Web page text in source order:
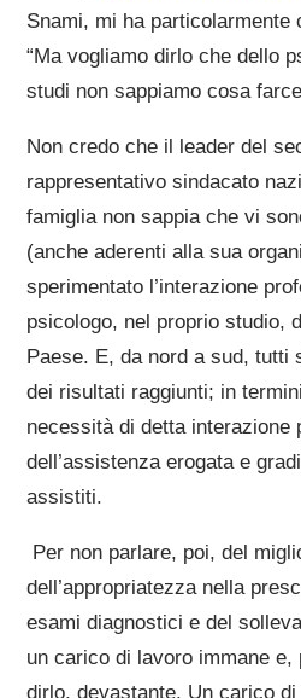
Snami, mi ha particolarmente
“Ma vogliamo dirlo che dello
studi non sappiamo cosa
Non credo che il leader del
rappresentativo sindacato
famiglia non sappia che vi
(anche aderenti alla sua
sperimentato l’interazione
psicologo, nel proprio studio,
Paese. E, da nord a sud, tutti
dei risultati raggiunti; in
necessità di detta interazione
dell’assistenza erogata e
assistiti.
Per non parlare, poi, del
dell’appropriatezza nella
esami diagnostici e del
un carico di lavoro immane
dirlo, devastante. Un carico